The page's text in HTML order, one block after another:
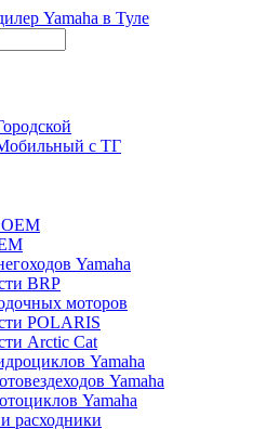
с ТГ
Yamaha
BRP
моторов
POLARIS
Arctic Cat
Yamaha
Yamaha
Yamaha